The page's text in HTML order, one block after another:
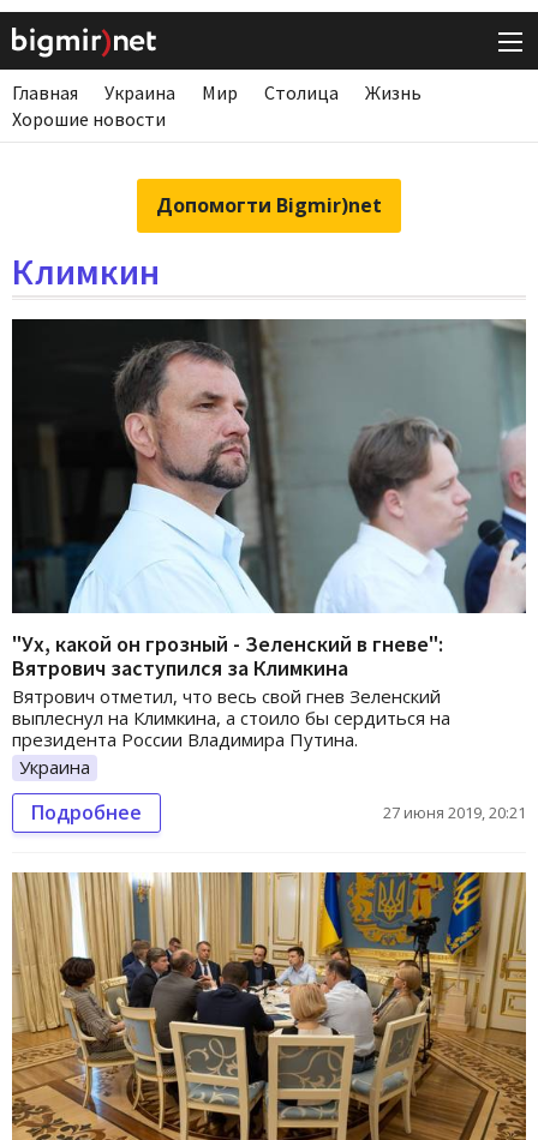
Главная Украина Мир Столица
Жизнь
Хорошие новости
Допомогти Bigmir)net
Климкин
"Ух, какой он грозный - Зеленский в гневе":
Вятрович заступился за Климкина
Вятрович отметил, что весь свой гнев Зеленский
выплеснул на Климкина, а стоило бы сердиться на
президента России Владимира Путина.
Украина
Подробнее 27 июня 2019, 20:21